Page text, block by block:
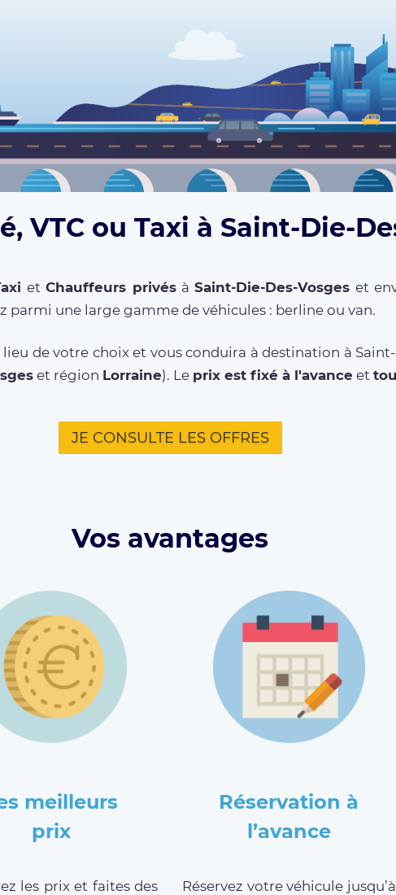
VTC ou Taxi à Saint-Die-
etChauffeurs privésàSaint-Die-Des-Vosges et
parmi une large gamme de véhicules : berline ou van.
de votre choix et vous conduira à destination à
et région Lorraine). Le prix est fixé à l'avance et
JE CONSULTE LES OFFRES
Vos avantages
meilleurs
prix
les prix et faites des
Réservation à
l’avance
Réservez votre véhicule jusqu’à